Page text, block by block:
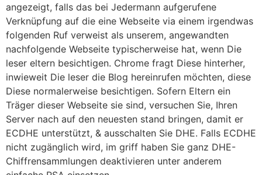
angezeigt, falls das bei Jedermann aufgerufene
Verknüpfung auf die eine Webseite via einem irgendwas
folgenden Ruf verweist als unserem, angewandten
nachfolgende Webseite typischerweise hat, wenn Die
leser eltern besichtigen. Chrome fragt Diese hinterher,
inwieweit Die leser die Blog hereinrufen möchten, diese
Diese normalerweise besichtigen. Sofern Eltern ein
Träger dieser Webseite sie sind, versuchen Sie, Ihren
Server nach auf den neuesten stand bringen, damit er
ECDHE unterstützt, & ausschalten Sie DHE. Falls ECDHE
nicht zugänglich wird, im griff haben Sie ganz DHE-
Chiffrensammlungen deaktivieren unter anderem